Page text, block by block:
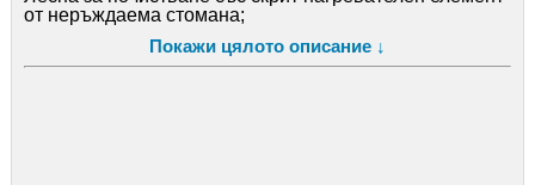
от неръждаема стомана;
Покажи цялото описание ↓